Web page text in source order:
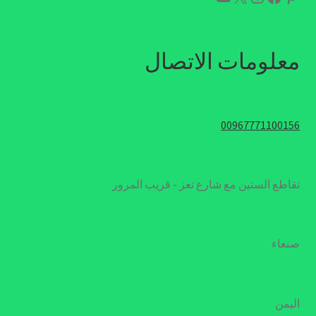
معلومات الاتصال
00967771100156
تقاطع الستين مع شارع تعز - قريب المرور
صنعاء
اليمن